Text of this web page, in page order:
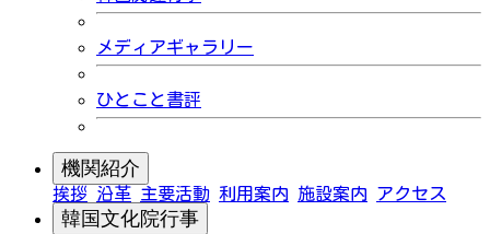
メディアギャラリー
ひとこと書評
機関紹介
挨拶 沿革 主要活動 利用案内 施設案内 アクセス
韓国文化院行事